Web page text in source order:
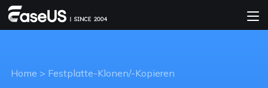
Home > Festplatte-Klonen/-Kopieren